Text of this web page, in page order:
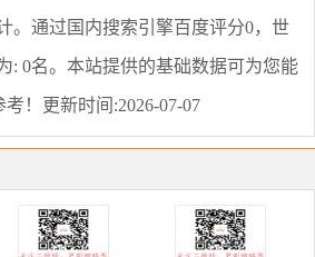
。通过国内搜索引擎百度评分0，世
: 0名。本站提供的基础数据可为您能
！ 更新时间:2026-07-07